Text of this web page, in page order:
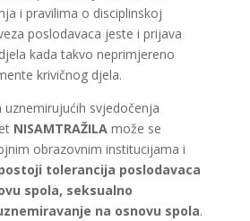
i pravilima o disciplinskoj
poslodavaca jeste i prijava
kada takvo neprimjereno
krivičnog djela.
svjedočenja
NISAMTRAŽILAmože se
obrazovnim institucijama i
tolerancija poslodavaca
spola, seksualno
na osnovu spola.